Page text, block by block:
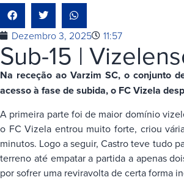
Dezembro 3, 2025 11:57
Sub-15 |
Na receção ao Varzim SC, o conjunto
acesso à fase de subida, o FC Vizela
A primeira parte foi de maior domínio
o FC Vizela entrou muito forte, criou
minutos. Logo a seguir, Castro teve tudo
terreno até empatar a partida a apenas
por sofrer uma reviravolta de certa forma